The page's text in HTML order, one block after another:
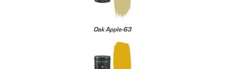
Oak Apple-63